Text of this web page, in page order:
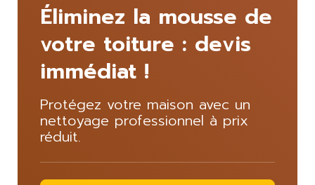
Éliminez la mousse de
votre toiture : devis
immédiat !
Protégez votre maison avec un
nettoyage professionnel à prix
réduit.